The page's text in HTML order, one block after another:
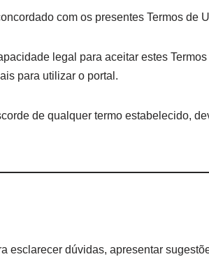
com os presentes Termos de
legal para aceitar estes
para utilizar o portal.
de qualquer termo estabelecido,
esclarecer dúvidas, apresentar